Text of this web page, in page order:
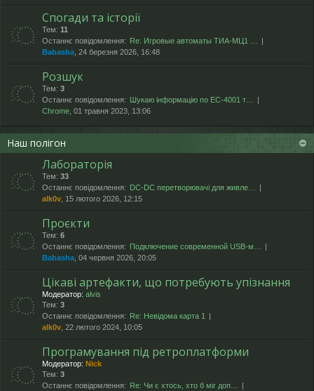
Спогади та історії
Тем: 11
Останнє повідомлення:
Re: Игровые автоматы ТИА-МЦ1 …
Babasha , 24 березня 2026, 16:48
Розшук
Тем: 3
Останнє повідомлення:
Шукаю інформацію по ЕС-4001 т…
Chrome , 01 травня 2023, 13:06
Наш полігон
Лабораторія
Тем: 33
Останнє повідомлення:
DC-DC перетворювачі для живле…
alk0v , 15 лютого 2026, 12:15
Проєкти
Тем: 6
Останнє повідомлення:
Подключение современной USB-м…
Babasha , 04 червня 2026, 20:05
Цікаві артефакти, що потребують упізнання
Модератор: alvis
Тем: 3
Останнє повідомлення:
Re: Невідома карта 1
alk0v , 22 лютого 2024, 10:05
Програмування під ретроплатформи
Модератор: Nick
Тем: 3
Останнє повідомлення:
Re: Чи є хтось, хто б міг доп…